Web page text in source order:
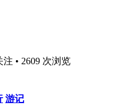
• 2609 次浏览
游记